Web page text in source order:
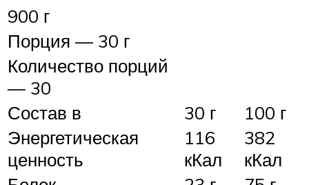
900 г
Порция — 30 г
Количество порций
— 30
Состав в
30 г
100 г
Энергетическая
ценность
116
кКал
382
кКал